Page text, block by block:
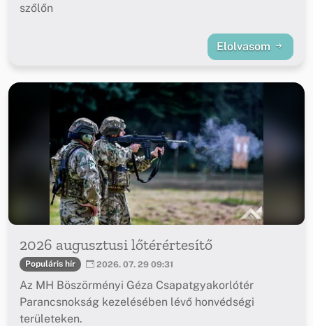
szőlőn
Elolvasom
2026 augusztusi lőtérértesítő
Populáris hír 2026. 07. 29 09:31
Az MH Böszörményi Géza Csapatgyakorlótér
Parancsnokság kezelésében lévő honvédségi
területeken.